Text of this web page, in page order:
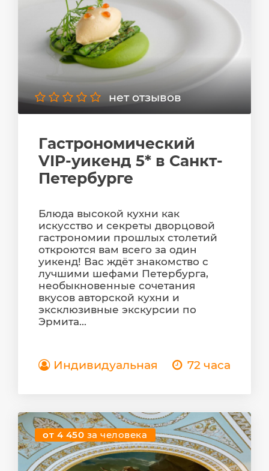
нет отзывов
Гастрономический
VIP-уикенд 5* в Санкт-
Петербурге
Блюда высокой кухни как
искусство и секреты дворцовой
гастрономии прошлых столетий
откроются вам всего за один
уикенд! Вас ждёт знакомство с
лучшими шефами Петербурга,
необыкновенные сочетания
вкусов авторской кухни и
эксклюзивные экскурсии по
Эрмита...
Индивидуальная 72 часа
от 4 450 за человека